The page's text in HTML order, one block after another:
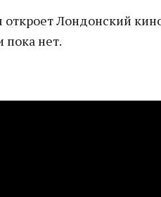
Лондонский
пока нет.